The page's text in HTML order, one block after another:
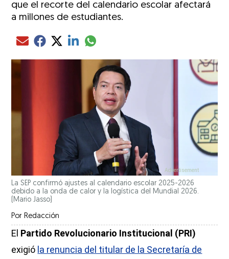
que el recorte del calendario escolar afectará
a millones de estudiantes.
Compartir el artículo actual mediante Email
Compartir el artículo actual mediante Facebook
Compartir el artículo actual mediante Twitter
Compartir el artículo actual mediante LinkedIn
Compartir el artículo actual mediante
La SEP confirmó ajustes al calendario escolar 2025-2026
debido a la onda de calor y la logística del Mundial 2026.
(Mario Jasso)
Por Redacción
El Partido Revolucionario Institucional (PRI)
exigió la renuncia del titular de la Secretaría de